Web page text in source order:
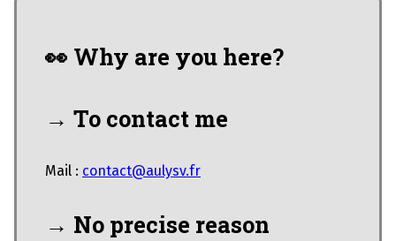
👀 Why are you here?
→ To contact me
Mail : contact@aulysv.fr
→ No precise reason